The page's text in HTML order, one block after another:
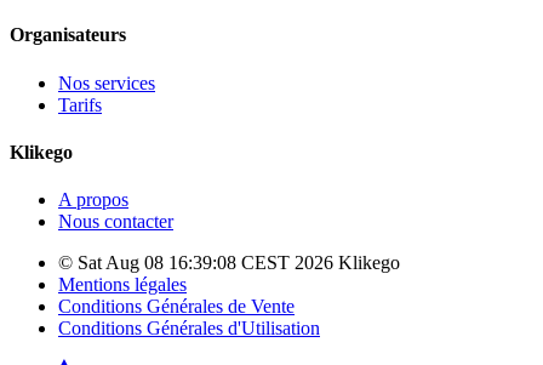
Organisateurs
Nos services
Tarifs
Klikego
A propos
Nous contacter
© Sat Aug 08 16:39:08 CEST 2026 Klikego
Mentions légales
Conditions Générales de Vente
Conditions Générales d'Utilisation